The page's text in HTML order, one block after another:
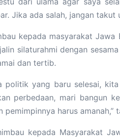
Jika ada salah, jangan takut
kepada masyarakat
silaturahmi dengan
dan tertib.
politik yang baru selesai,
perbedaan, mari bangun
harus amanah,”
kepada Masyarakat